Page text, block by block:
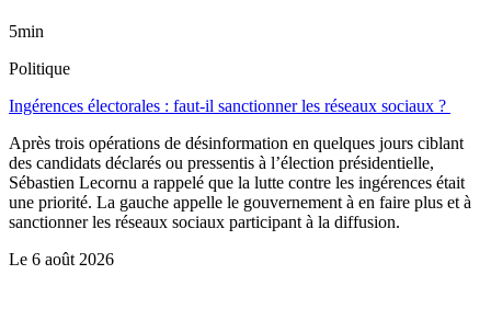
5min
Politique
Ingérences électorales : faut-il sanctionner les réseaux sociaux ?
Après trois opérations de désinformation en quelques jours ciblant
des candidats déclarés ou pressentis à l’élection présidentielle,
Sébastien Lecornu a rappelé que la lutte contre les ingérences était
une priorité. La gauche appelle le gouvernement à en faire plus et à
sanctionner les réseaux sociaux participant à la diffusion.
Le 6 août 2026